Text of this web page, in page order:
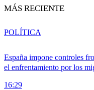
MÁS RECIENTE
España impone controles
el enfrentamiento por los
16:29
POLÍTICA